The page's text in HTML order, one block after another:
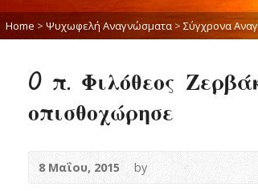
Home > Ψυχωφελή Αναγνώσματα > Σύγχρονα
O π. Φιλόθεος
οπισθοχώρησε
8 Μαΐου, 2015 by